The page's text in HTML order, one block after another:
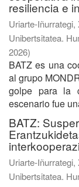
resiliencia e
Uriarte-Iñurrategi,
Unibertsitatea.
2026)
BATZ es una
al grupo
golpe para la
escenario fue
BATZ:
Uriarte-Iñurrategi,
Unibertsitatea.